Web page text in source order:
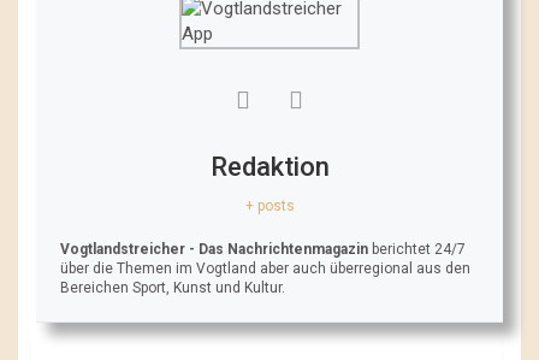
Redaktion
+ posts
Vogtlandstreicher - Das Nachrichtenmagazin berichtet 24/7
über die Themen im Vogtland aber auch überregional aus den
Bereichen Sport, Kunst und Kultur.